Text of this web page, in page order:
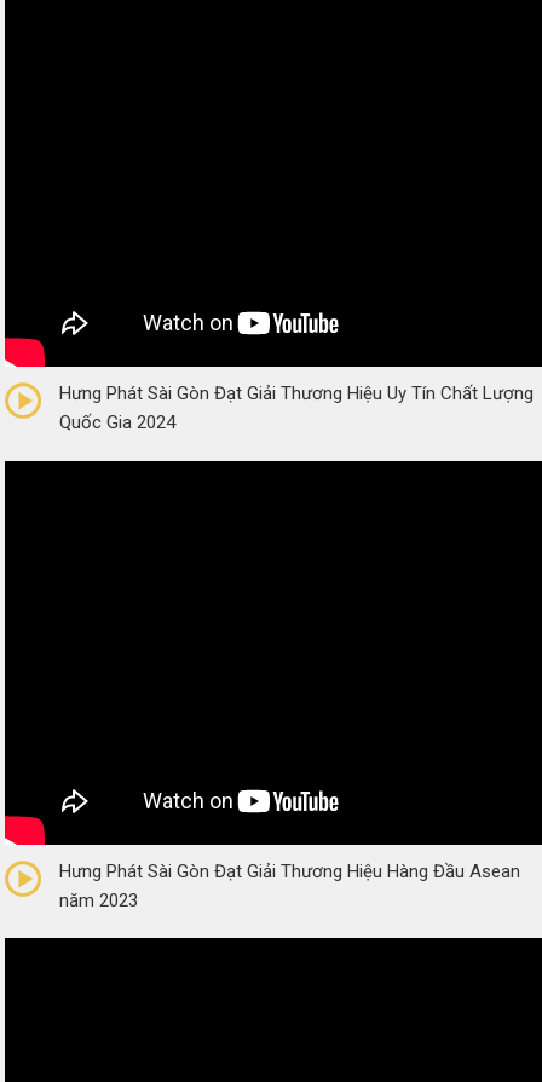
(0 Reviews)
Hưng Phát Sài Gòn Đạt Giải Thương Hiệu Uy Tín Chất Lượng
Quốc Gia 2024
(0 Reviews)
Hưng Phát Sài Gòn Đạt Giải Thương Hiệu Hàng Đầu Asean
năm 2023